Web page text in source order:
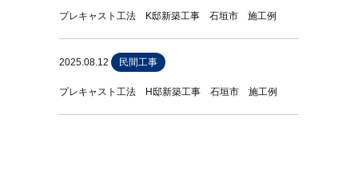
プレキャスト工法 K邸新築工事 石垣市 施工例
2025.08.12 民間工事
プレキャスト工法 H邸新築工事 石垣市 施工例